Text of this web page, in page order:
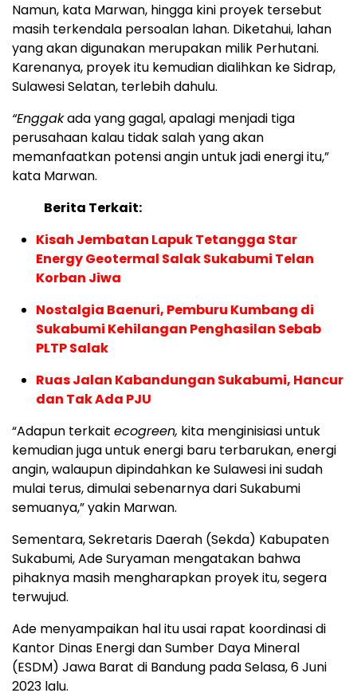
Namun, kata Marwan, hingga kini proyek tersebut
masih terkendala persoalan lahan. Diketahui, lahan
yang akan digunakan merupakan milik Perhutani.
Karenanya, proyek itu kemudian dialihkan ke Sidrap,
Sulawesi Selatan, terlebih dahulu.
“Enggakada yang gagal, apalagi menjadi tiga
perusahaan kalau tidak salah yang akan
memanfaatkan potensi angin untuk jadi energi itu,”
kata Marwan.
Berita Terkait:
Kisah Jembatan Lapuk Tetangga Star
Energy Geotermal Salak Sukabumi Telan
Korban Jiwa
Nostalgia Baenuri, Pemburu Kumbang di
Sukabumi Kehilangan Penghasilan Sebab
PLTP Salak
Ruas Jalan Kabandungan Sukabumi, Hancur
dan Tak Ada PJU
“Adapun terkait ecogreen, kita menginisiasi untuk
kemudian juga untuk energi baru terbarukan, energi
angin, walaupun dipindahkan ke Sulawesi ini sudah
mulai terus, dimulai sebenarnya dari Sukabumi
semuanya,” yakin Marwan.
Sementara, Sekretaris Daerah (Sekda) Kabupaten
Sukabumi, Ade Suryaman mengatakan bahwa
pihaknya masih mengharapkan proyek itu, segera
terwujud.
Ade menyampaikan hal itu usai rapat koordinasi di
Kantor Dinas Energi dan Sumber Daya Mineral
(ESDM) Jawa Barat di Bandung pada Selasa, 6 Juni
2023 lalu.